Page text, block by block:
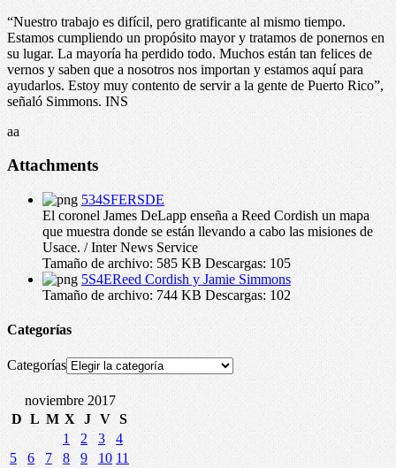
“Nuestro trabajo es difícil, pero gratificante al mismo tiempo.
Estamos cumpliendo un propósito mayor y tratamos de ponernos en
su lugar. La mayoría ha perdido todo. Muchos están tan felices de
vernos y saben que a nosotros nos importan y estamos aquí para
ayudarlos. Estoy muy contento de servir a la gente de Puerto Rico”,
señaló Simmons. INS
aa
Attachments
534SFERSDE
El coronel James DeLapp enseña a Reed Cordish un mapa
que muestra donde se están llevando a cabo las misiones de
Usace. / Inter News Service
Tamaño de archivo: 585 KB Descargas:105
5S4EReed Cordish y Jamie Simmons
Tamaño de archivo: 744 KB Descargas: 102
Categorías
Categorías
noviembre 2017
D L M X J V S
1
2 3
4
5
6 7 8 9 10 11